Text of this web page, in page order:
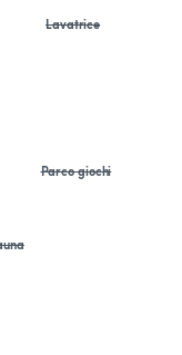
Lavatrice
Parco giochi